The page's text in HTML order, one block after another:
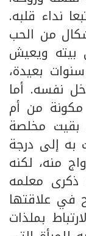
نداء قلبه.
من الحب
بيته ويعيش
بعيدة،
نفسه. أما
من أم
بقيت مخلصة
به إلى درجة
منه، لكنه
ذكرى معلمه
في علاقتها
بملذات